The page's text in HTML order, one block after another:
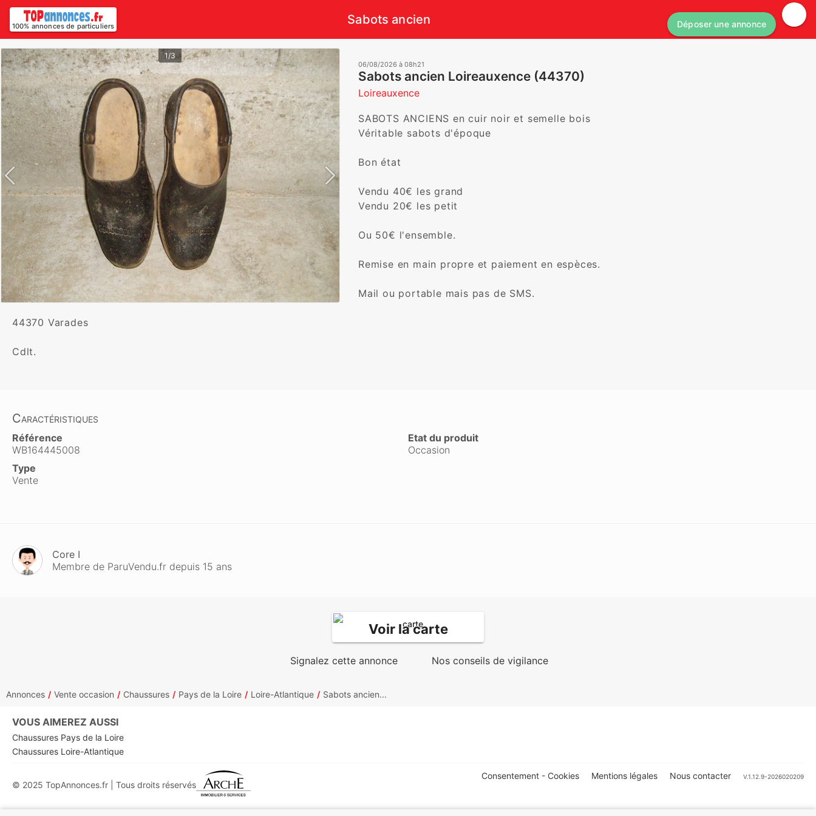
100% annonces de particuliers Sabots ancien Déposer une annonce
1/3
06/08/2026 à 08h21
Sabots ancien Loireauxence (44370)
Loireauxence
SABOTS ANCIENS en cuir noir et semelle bois
Véritable sabots d'époque
Bon état
Vendu 40€ les grand
Vendu 20€ les petit
Ou 50€ l'ensemble.
Remise en main propre et paiement en espèces.
Mail ou portable mais pas de SMS.
44370 Varades
Cdlt.
Caractéristiques
Référence
WB164445008
Etat du produit
Occasion
Type
Vente
Core I
Membre de ParuVendu.fr depuis 15 ans
Voir la carte
Signalez cette annonce Nos conseils de vigilance
Annonces Vente occasion Chaussures Pays de la Loire Loire-Atlantique Sabots ancien...
VOUS AIMEREZ AUSSI
Chaussures Pays de la Loire
Chaussures Loire-Atlantique
© 2025 TopAnnonces.fr | Tous droits réservés
Consentement - Cookies Mentions légales Nous contacter V.1.12.9-2026020209